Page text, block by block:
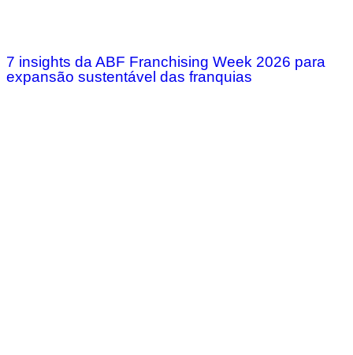
7 insights da ABF Franchising Week 2026 para
expansão sustentável das franquias